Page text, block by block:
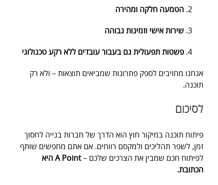
הטמעה חלקה ומהירה
שירות אישי וזמינות גבוהה
פשטות תפעולית גם בעבור עובדים ללא רקע טכנולוגי
אנחנו מחויבים לספק פתרונות שמביאים תוצאות – ולא רק
תוכנה.
לסיכום
פיתוח תוכנה במיקור חוץ הוא הדרך של חברות בנייה לחסוך
זמן, לשפר תהליכים ולמקסם רווחים. אם אתם מחפשים שותף
לפיתוח חכם שמבין את הצרכים שלכם –
A Point היא
הכתובת.